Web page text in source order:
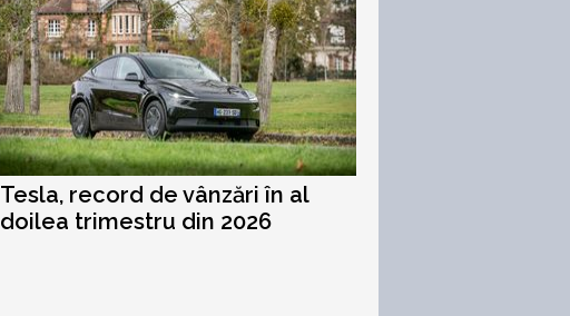
Tesla, record de vânzări în al
doilea trimestru din 2026